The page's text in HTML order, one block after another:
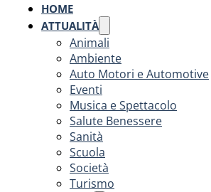
HOME
ATTUALITÀ
Animali
Ambiente
Auto Motori e Automotive
Eventi
Musica e Spettacolo
Salute Benessere
Sanità
Scuola
Società
Turismo